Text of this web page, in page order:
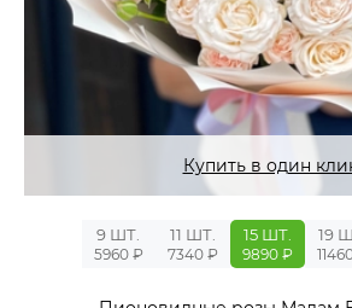
Купить в один
9 ШТ.
5960 ₽
11 ШТ.
7340 ₽
15 ШТ.
9890 ₽
19